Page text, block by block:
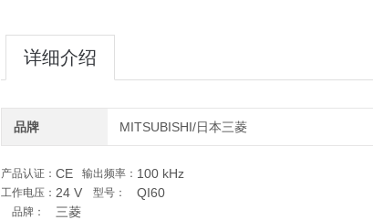
详细介绍
品牌 MITSUBISHI/日本三菱
产品认证： CE 输出频率： 100 kHz
工作电压： 24 V 型号： QI60
品牌： 三菱